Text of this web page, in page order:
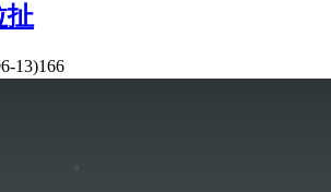
扯
13)166